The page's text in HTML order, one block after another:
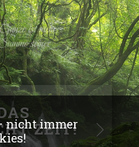
ist mehr,
seiner
ZEIT!
nicht immer